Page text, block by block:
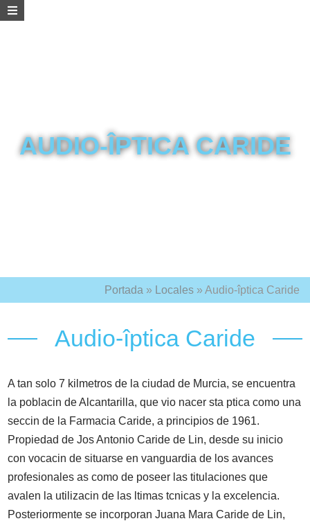
AUDIO-ÎPTICA CARIDE
Portada » Locales » Audio-îptica Caride
Audio-îptica Caride
A tan solo 7 kilmetros de la ciudad de Murcia, se encuentra
la poblacin de Alcantarilla, que vio nacer sta ptica como una
seccin de la Farmacia Caride, a principios de 1961.
Propiedad de Jos Antonio Caride de Lin, desde su inicio
con vocacin de situarse en vanguardia de los avances
profesionales as como de poseer las titulaciones que
avalen la utilizacin de las ltimas tcnicas y la excelencia.
Posteriormente se incorporan Juana Mara Caride de Lin,